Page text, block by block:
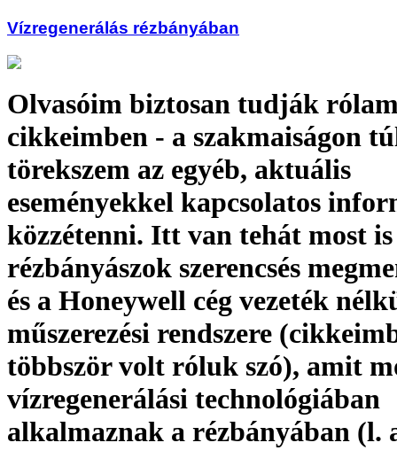
Vízregenerálás rézbányában
Olvasóim biztosan tudják
cikkeimben - a szakmaiságon
törekszem az egyéb, aktuális
eseményekkel kapcsolatos
közzétenni. Itt van tehát most
rézbányászok szerencsés
és a Honeywell cég vezeték
műszerezési rendszere
többször volt róluk szó), amit
vízregenerálási technológiában
alkalmaznak a rézbányában (l.